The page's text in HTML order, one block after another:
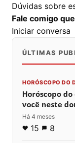
Dúvidas sobre
Fale comigo
Iniciar conversa
ÚLTIMAS
HORÓSCOPO DO
Horóscopo
você neste
Há 4 meses
15 8